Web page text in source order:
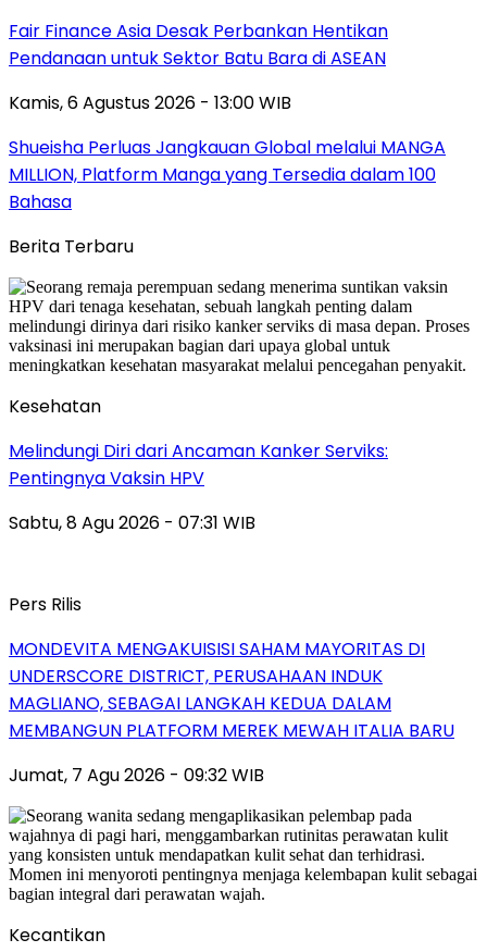
Fair Finance Asia Desak Perbankan Hentikan
Pendanaan untuk Sektor Batu Bara di ASEAN
Kamis, 6 Agustus 2026 - 13:00 WIB
Shueisha Perluas Jangkauan Global melalui MANGA
MILLION, Platform Manga yang Tersedia dalam 100
Bahasa
Berita Terbaru
Kesehatan
Melindungi Diri dari Ancaman Kanker Serviks:
Pentingnya Vaksin HPV
Sabtu, 8 Agu 2026 - 07:31 WIB
Pers Rilis
MONDEVITA MENGAKUISISI SAHAM MAYORITAS DI
UNDERSCORE DISTRICT, PERUSAHAAN INDUK
MAGLIANO, SEBAGAI LANGKAH KEDUA DALAM
MEMBANGUN PLATFORM MEREK MEWAH ITALIA BARU
Jumat, 7 Agu 2026 - 09:32 WIB
Kecantikan